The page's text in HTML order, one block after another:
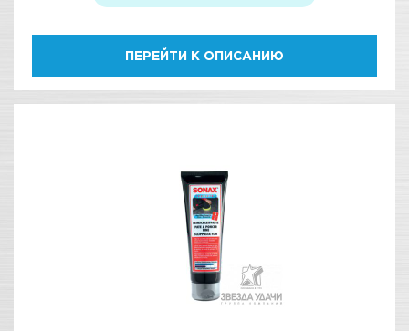
ПЕРЕЙТИ К ОПИСАНИЮ